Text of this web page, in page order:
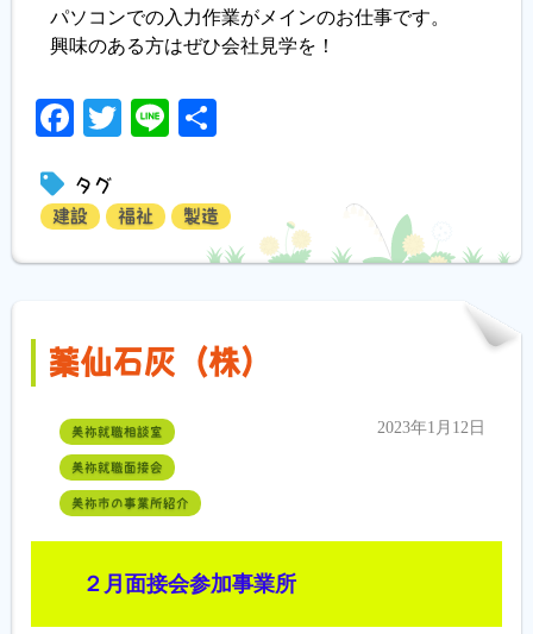
パソコンでの入力作業がメインのお仕事です。
興味のある方はぜひ会社見学を！
Facebook
Twitter
Line
タグ
建設 福祉 製造
薬仙石灰（株）
美祢就職相談室
美祢就職面接会
美祢市の事業所紹介
2023年1月12日
２月面接会参加事業所